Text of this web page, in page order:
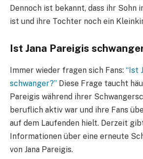
Dennoch ist bekannt, dass ihr Sohn
ist und ihre Tochter noch ein
Ist Jana Pareigis
Immer wieder fragen sich Fans: “Ist
schwanger?” Diese Frage taucht
Pareigis während ihrer
beruflich aktiv war und ihre Fans
auf dem Laufenden hielt. Derzeit
Informationen über eine erneute
von Jana Pareigis.